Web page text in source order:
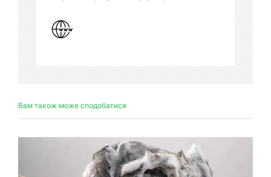
Вам також може сподобатися